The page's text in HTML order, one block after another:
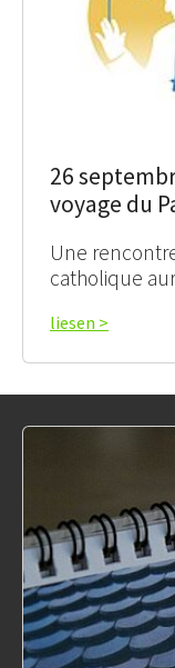
26
voyage du
Une
catholique
liesen >